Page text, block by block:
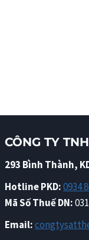
CÔNG TY
293 Bình Thành,
Hotline PKD:0934
Mã Số Thuế DN:
Email: